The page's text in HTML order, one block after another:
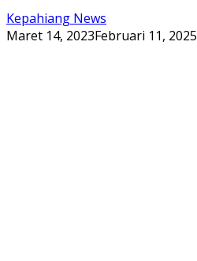
Kepahiang News
Maret 14, 2023Februari 11, 2025